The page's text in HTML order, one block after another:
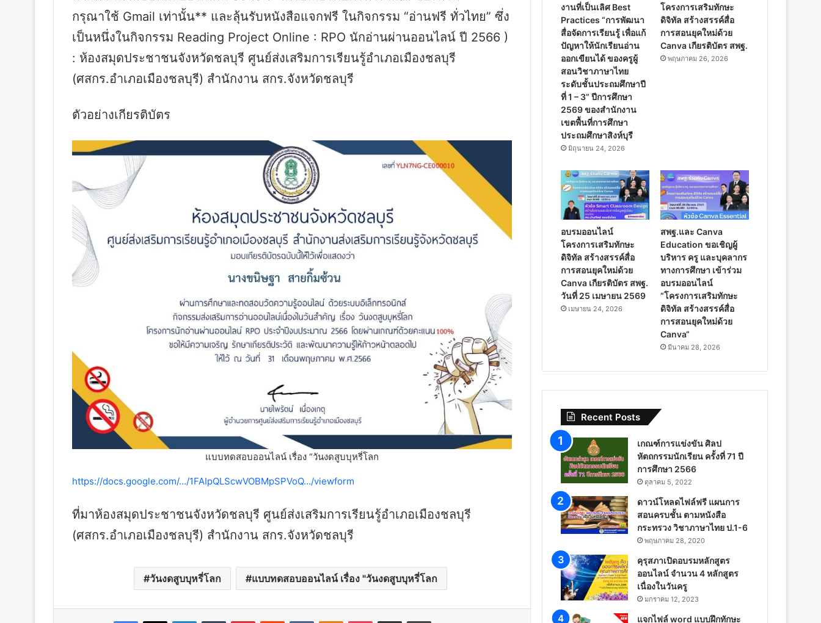
กรุณาใช้ Gmail เท่านั้น** และลุ้นรับหนังสือแจกฟรี ในกิจกรรม “อ่านฟรี ทั่วไทย” ซึ่ง
เป็นหนึ่งในกิจกรรม Reading Project Online : RPO นักอ่านผ่านออนไลน์ ปี 2566 )
: ห้องสมุดประชาชนจังหวัดชลบุรี ศูนย์ส่งเสริมการเรียนรู้อำเภอเมืองชลบุรี
(ศสกร.อำเภอเมืองชลบุรี) สำนักงาน สกร.จังหวัดชลบุรี
ตัวอย่างเกียรติบัตร
แบบทดสอบออนไลน์ เรื่อง “วันงดสูบบุหรี่โลก
https://docs.google.com/…/1FAIpQLScwVOBMpSPVoQ…/viewform
ที่มาห้องสมุดประชาชนจังหวัดชลบุรี ศูนย์ส่งเสริมการเรียนรู้อำเภอเมืองชลบุรี
(ศสกร.อำเภอเมืองชลบุรี) สำนักงาน สกร.จังหวัดชลบุรี
วันงดสูบบุหรี่โลก แบบทดสอบออนไลน์ เรื่อง "วันงดสูบบุหรี่โลก
Facebook
X LinkedInTumblr PinterestReddit VKontakteOdnoklassniki
Pocket Share via Email Print
งานที่เป็นเลิศ Best
Practices “การพัฒนา
สื่อจัดการเรียนรู้ เพื่อแก้
ปัญหาให้นักเรียนอ่าน
ออกเขียนได้ ของครูผู้
สอนวิชาภาษาไทย
ระดับชั้นประถมศึกษาปี
ที่ 1 – 3” ปีการศึกษา
2569 ของสำนักงาน
เขตพื้นที่การศึกษา
ประถมศึกษาสิงห์บุรี
มิถุนายน 24, 2026
โครงการเสริมทักษะ
ดิจิทัล สร้างสรรค์สื่อ
การสอนยุคใหม่ด้วย
Canva เกียรติบัตร สพฐ.
พฤษภาคม 26, 2026
อบรมออนไลน์
โครงการเสริมทักษะ
ดิจิทัล สร้างสรรค์สื่อ
การสอนยุคใหม่ด้วย
Canva เกียรติบัตร สพฐ.
วันที่ 25 เมษายน 2569
เมษายน 24, 2026
สพฐ.และ Canva
Education ขอเชิญผู้
บริหาร ครู และบุคลากร
ทางการศึกษา เข้าร่วม
อบรมออนไลน์
“โครงการเสริมทักษะ
ดิจิทัล สร้างสรรค์สื่อ
การสอนยุคใหม่ด้วย
Canva“
มีนาคม 28, 2026
Recent Posts
เกณฑ์การแข่งขัน ศิลป
หัตถกรรมนักเรียน ครั้งที่ 71 ปี
การศึกษา 2566
ตุลาคม 5, 2022
ดาวน์โหลดไฟล์ฟรี แผนการ
สอนครบชั้น ตามหนังสือ
กระทรวง วิชาภาษาไทย ป.1-6
พฤษภาคม 28, 2020
คุรุสภาเปิดอบรมหลักสูตร
ออนไลน์ จำนวน 4 หลักสูตร
เนื่องในวันครู
มกราคม 12, 2023
แจกไฟล์ word แบบฝึกทักษะ